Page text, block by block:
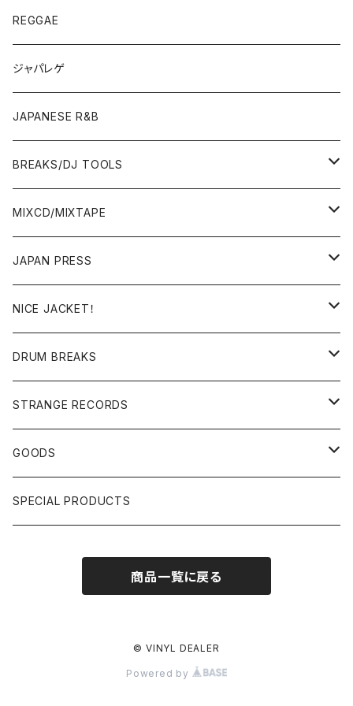
JAPANESE
OTHERS
7"/12"
JAPANESE
OTHERS
REGGAE
ジャパレゲ
JAPANESE R&B
BREAKS/DJ TOOLS
BREAKS/MEGAMIX/CUT UP
RE-EDIT/DJ TOOLS
MIXCD/MIXTAPE
MIXCD
日本語ラップ
JAPANESE DJ
MIXTAPE
JAPAN PRESS
LP(+ OBI)
7"/12"
NICE JACKET！
DONUTS 45
GIRLS
HIPHOP CLASSIC GALLERY
日本語ラップ CLASSIC GALLERY
DRUM BREAKS
US/UK/OTHERS
JAPANESE
STRANGE RECORDS
DRUM DRUM DRUM/KARAOKE
パチソン/AUDIO CHECK/LIBRARY
GOODS
BOOK
SPECIAL PRODUCTS
商品一覧に戻る
© VINYL DEALER
Powered by